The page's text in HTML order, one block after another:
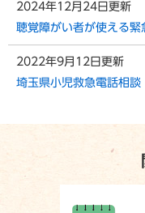
2024年12月24日更新
聴覚障がい者が使える
2022年9月12日更新
埼玉県小児救急電話相談